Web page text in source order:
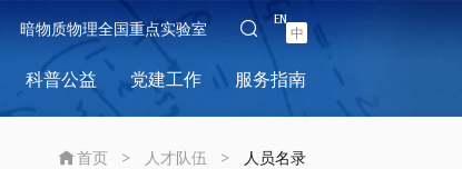
暗物质物理全国重点实验室 中
EN
科普公益 党建工作 服务指南
首页 > 人才队伍 > 人员名录